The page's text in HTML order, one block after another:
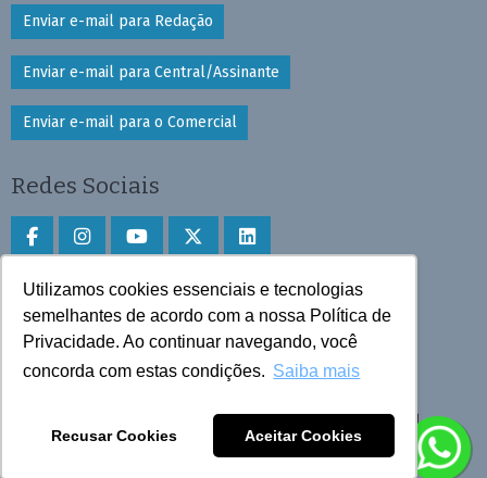
Utilizamos cookies essenciais e tecnologias
semelhantes de acordo com a nossa Política de
Privacidade. Ao continuar navegando, você
concorda com estas condições. Saiba mais
Recusar Cookies Aceitar Cookies
Enviar e-mail para Redação
Enviar e-mail para Central/Assinante
Enviar e-mail para o Comercial
Redes Sociais
Faça download do aplicativo
Play Store e App Store
Todos os direitos reservados © 2025 Cruzeiro do Sul